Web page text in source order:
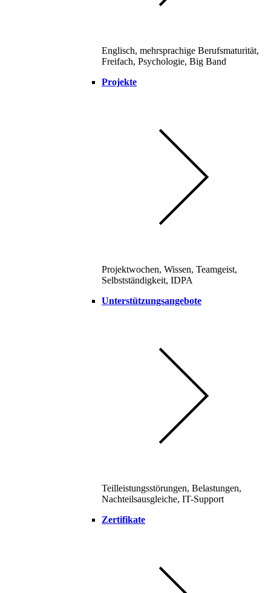
Englisch, mehrsprachige Berufsmaturität,
Freifach, Psychologie, Big Band
Projekte
Projektwochen, Wissen, Teamgeist,
Selbstständigkeit, IDPA
Unterstützungsangebote
Teilleistungsstörungen, Belastungen,
Nachteilsausgleiche, IT-Support
Zertifikate